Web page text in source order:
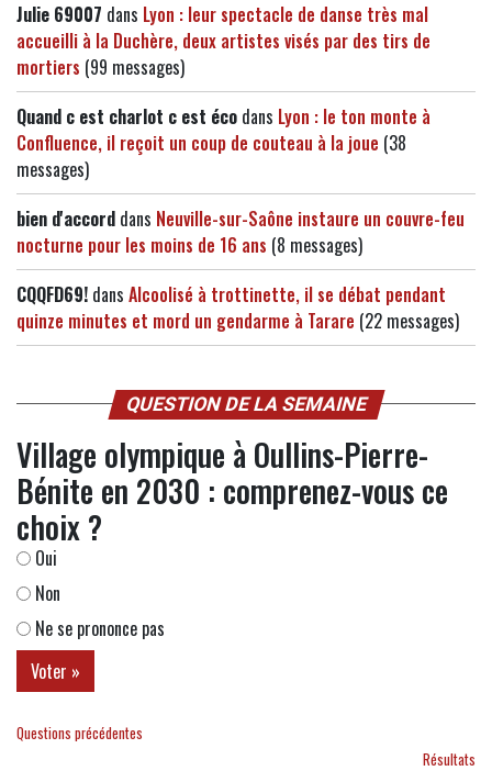
Julie 69007 dans Lyon : leur spectacle de danse très mal
accueilli à la Duchère, deux artistes visés par des tirs de
mortiers (99 messages)
Quand c est charlot c est éco dans Lyon : le ton monte à
Confluence, il reçoit un coup de couteau à la joue (38
messages)
bien d'accord dans Neuville-sur-Saône instaure un couvre-feu
nocturne pour les moins de 16 ans (8 messages)
CQQFD69! dans Alcoolisé à trottinette, il se débat pendant
quinze minutes et mord un gendarme à Tarare (22 messages)
QUESTION DE LA SEMAINE
Village olympique à Oullins-Pierre-
Bénite en 2030 : comprenez-vous ce
choix ?
Oui
Non
Ne se prononce pas
Questions précédentes
Résultats